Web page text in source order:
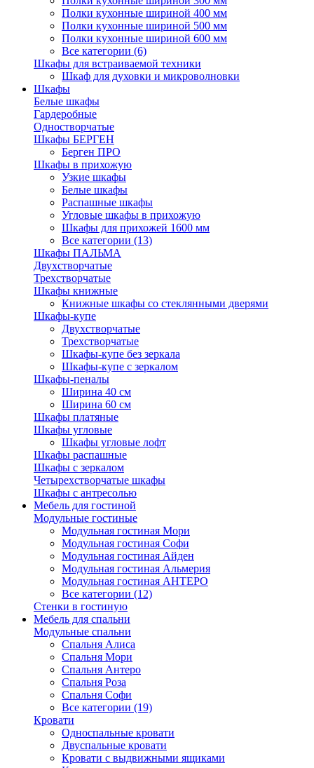
Полки кухонные шириной 400 мм
Полки кухонные шириной 500 мм
Полки кухонные шириной 600 мм
Все категории (6)
Шкафы для встраиваемой техники
Шкаф для духовки и микроволновки
Шкафы
Белые шкафы
Гардеробные
Одностворчатые
Шкафы БЕРГЕН
Берген ПРО
Шкафы в прихожую
Узкие шкафы
Белые шкафы
Распашные шкафы
Угловые шкафы в прихожую
Шкафы для прихожей 1600 мм
Все категории (13)
Шкафы ПАЛЬМА
Двухстворчатые
Трехстворчатые
Шкафы книжные
Книжные шкафы со стеклянными дверями
Шкафы-купе
Двухстворчатые
Трехстворчатые
Шкафы-купе без зеркала
Шкафы-купе с зеркалом
Шкафы-пеналы
Ширина 40 см
Ширина 60 см
Шкафы платяные
Шкафы угловые
Шкафы угловые лофт
Шкафы распашные
Шкафы с зеркалом
Четырехстворчатые шкафы
Шкафы с антресолью
Мебель для гостиной
Модульные гостиные
Модульная гостиная Мори
Модульная гостиная Софи
Модульная гостиная Айден
Модульная гостиная Альмерия
Модульная гостиная АНТЕРО
Все категории (12)
Стенки в гостиную
Мебель для спальни
Модульные спальни
Спальня Алиса
Спальня Мори
Спальня Антеро
Спальня Роза
Спальня Софи
Все категории (19)
Кровати
Односпальные кровати
Двуспальные кровати
Кровати с выдвижными ящиками